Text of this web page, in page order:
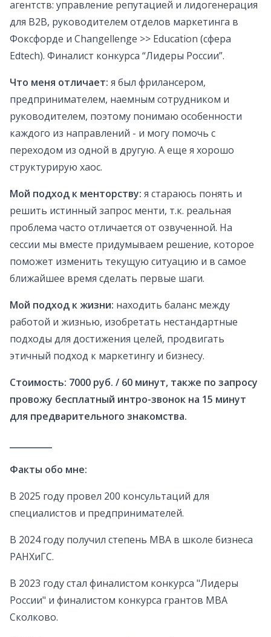
агентств: управление репутацией и лидогенерация
для B2B, руководителем отделов маркетинга в
Фоксфорде и Changellenge >> Education (сфера
Edtech). Финалист конкурса “Лидеры России”.
Что меня отличает: я был фрилансером,
предпринимателем, наемным сотрудником и
руководителем, поэтому понимаю особенности
каждого из направлений - и могу помочь с
переходом из одной в другую.​ А еще я хорошо
структурирую хаос.
Мой подход к менторству: я стараюсь понять и
решить истинный запрос менти, т.к. реальная
проблема часто отличается от озвученной. На
сессии мы вместе придумываем решение, которое
поможет изменить текущую ситуацию и в самое
ближайшее время сделать первые шаги.
Мой подход к жизни: находить баланс между
работой и жизнью, изобретать нестандартные
подходы для достижения целей, продвигать
этичный подход к маркетингу и бизнесу.
Стоимость: 7000 руб. / 60 минут, также по запросу
провожу бесплатный интро-звонок на 15 минут
для предварительного знакомства.
Факты обо мне:
В 2025 году провел 200 консультаций для
специалистов и предпринимателей.
В 2024 году получил степень MBA в школе бизнеса
РАНХиГС.
В 2023 году стал финалистом конкурса "Лидеры
России" и финалистом конкурса грантов MBA
Сколково.